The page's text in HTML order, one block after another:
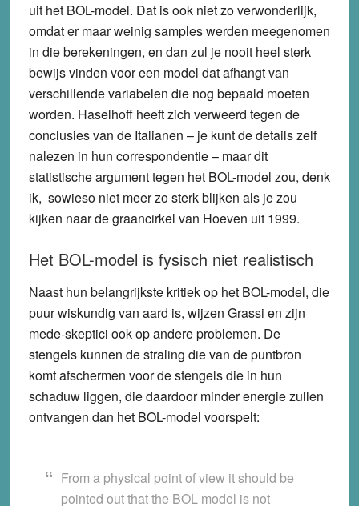
uit het BOL-model. Dat is ook niet zo verwonderlijk,
omdat er maar weinig samples werden meegenomen
in die berekeningen, en dan zul je nooit heel sterk
bewijs vinden voor een model dat afhangt van
verschillende variabelen die nog bepaald moeten
worden. Haselhoff heeft zich verweerd tegen de
conclusies van de Italianen – je kunt de details zelf
nalezen in hun correspondentie – maar dit
statistische argument tegen het BOL-model zou, denk
ik, sowieso niet meer zo sterk blijken als je zou
kijken naar de graancirkel van Hoeven uit 1999.
Het BOL-model is fysisch niet realistisch
Naast hun belangrijkste kritiek op het BOL-model, die
puur wiskundig van aard is, wijzen Grassi en zijn
mede-skeptici ook op andere problemen. De
stengels kunnen de straling die van de puntbron
komt afschermen voor de stengels die in hun
schaduw liggen, die daardoor minder energie zullen
ontvangen dan het BOL-model voorspelt:
From a physical point of view it should be
pointed out that the BOL model is not